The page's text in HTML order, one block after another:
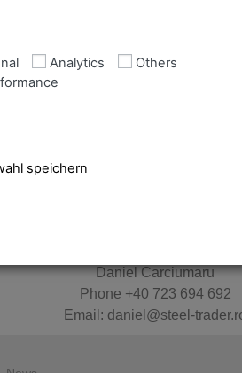
Daniel Carciumaru
Phone +40 723 694 692
Email: daniel@steel-
Analytics
Others
speichern